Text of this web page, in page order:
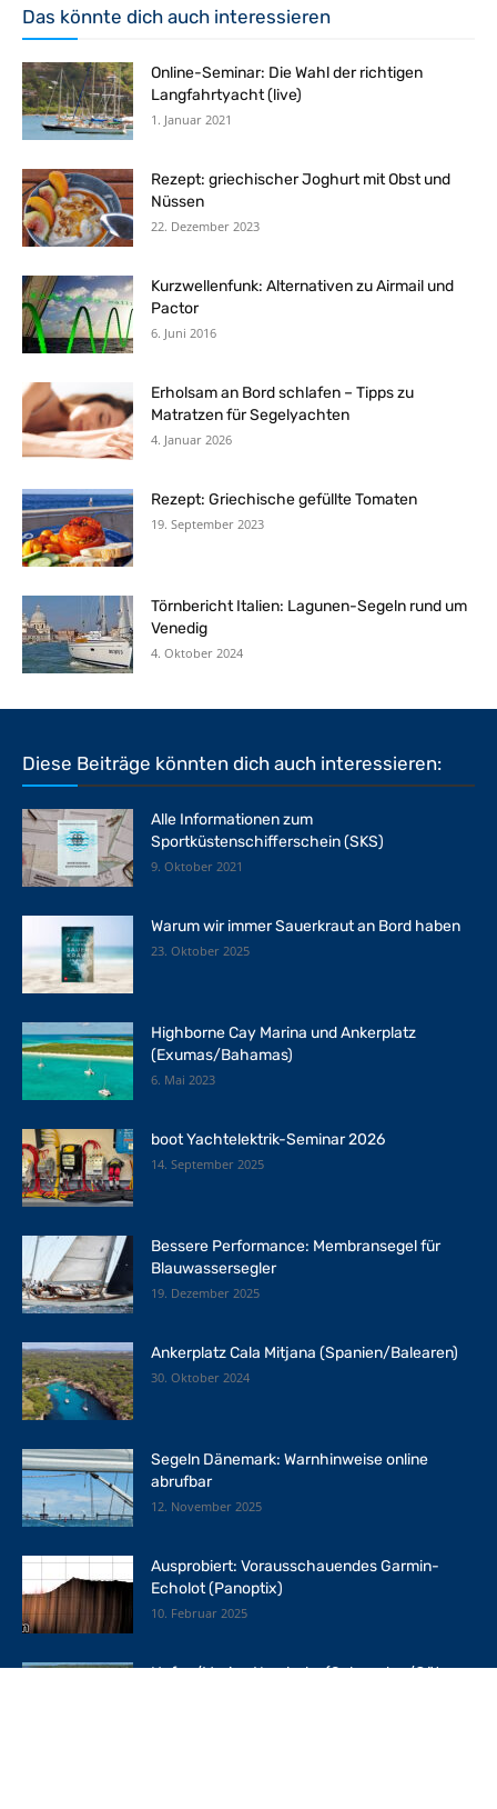
Das könnte dich auch interessieren
Online-Seminar: Die Wahl der richtigen
Langfahrtyacht (live)
1. Januar 2021
Rezept: griechischer Joghurt mit Obst und
Nüssen
22. Dezember 2023
Kurzwellenfunk: Alternativen zu Airmail und
Pactor
6. Juni 2016
Erholsam an Bord schlafen – Tipps zu
Matratzen für Segelyachten
4. Januar 2026
Rezept: Griechische gefüllte Tomaten
19. September 2023
Törnbericht Italien: Lagunen-Segeln rund um
Venedig
4. Oktober 2024
Diese Beiträge könnten dich auch interessieren:
Alle Informationen zum
Sportküstenschifferschein (SKS)
9. Oktober 2021
Warum wir immer Sauerkraut an Bord haben
23. Oktober 2025
Highborne Cay Marina und Ankerplatz
(Exumas/Bahamas)
6. Mai 2023
boot Yachtelektrik-Seminar 2026
14. September 2025
Bessere Performance: Membransegel für
Blauwassersegler
19. Dezember 2025
Ankerplatz Cala Mitjana (Spanien/Balearen)
30. Oktober 2024
Segeln Dänemark: Warnhinweise online
abrufbar
12. November 2025
Ausprobiert: Vorausschauendes Garmin-
Echolot (Panoptix)
10. Februar 2025
Hafen/Marina Norsholm (Schweden/Göta-